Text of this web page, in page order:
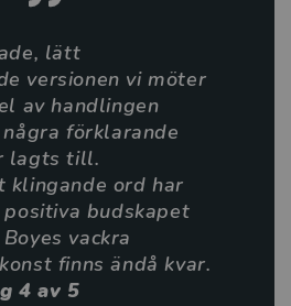
lätt
versionen vi möter
av handlingen
förklarande
lagts till.
ord har
budskapet
vackra
finns ändå kvar.
4 av 5